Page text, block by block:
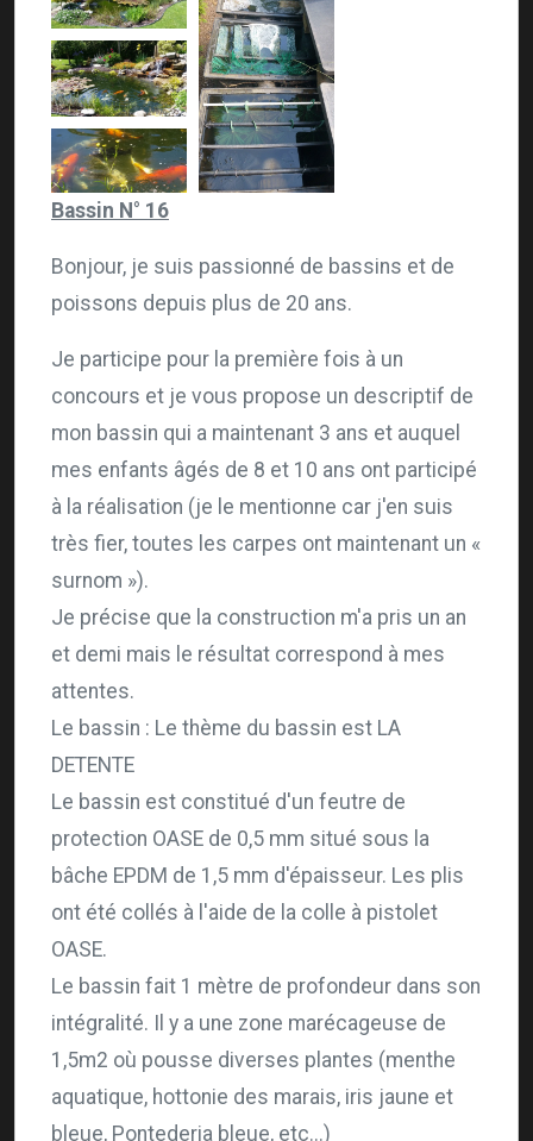
Bassin N° 16
Bonjour, je suis passionné de bassins et de
poissons depuis plus de 20 ans.
Je participe pour la première fois à un
concours et je vous propose un descriptif de
mon bassin qui a maintenant 3 ans et auquel
mes enfants âgés de 8 et 10 ans ont participé
à la réalisation (je le mentionne car j'en suis
très fier, toutes les carpes ont maintenant un «
surnom »).
Je précise que la construction m'a pris un an
et demi mais le résultat correspond à mes
attentes.
Le bassin : Le thème du bassin est LA
DETENTE
Le bassin est constitué d'un feutre de
protection OASE de 0,5 mm situé sous la
bâche EPDM de 1,5 mm d'épaisseur. Les plis
ont été collés à l'aide de la colle à pistolet
OASE.
Le bassin fait 1 mètre de profondeur dans son
intégralité. Il y a une zone marécageuse de
1,5m2 où pousse diverses plantes (menthe
aquatique, hottonie des marais, iris jaune et
bleue, Pontederia bleue, etc...)